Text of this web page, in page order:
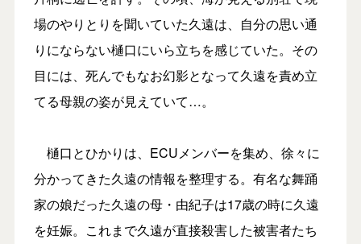
場のやりとりを聞いていた久遠は、自分の思い通
りにならない樋口にいら立ちを感じていた。その
目には、死んでもなお幻影となって久遠を責め立
てる母親の姿が見えていて…。
樋口とひかりは、ECUメンバーを集め、徐々に
分かってきた久遠の情報を整理する。有名な舞踊
家の娘だった久遠の母・由紀子は17歳の時に久遠
を妊娠。これまで久遠が直接殺害した被害者たち